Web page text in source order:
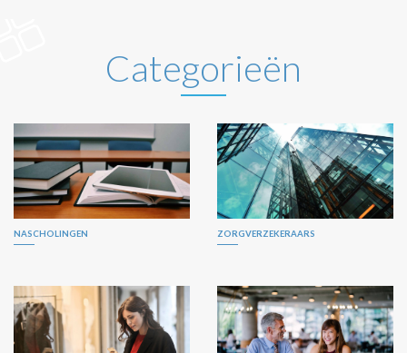
Categorieën
NASCHOLINGEN ZORGVERZEKERAARS